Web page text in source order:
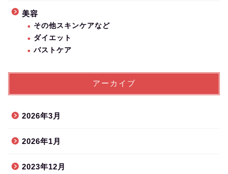
美容
その他スキンケアなど
ダイエット
バストケア
アーカイブ
2026年3月
2026年1月
2023年12月